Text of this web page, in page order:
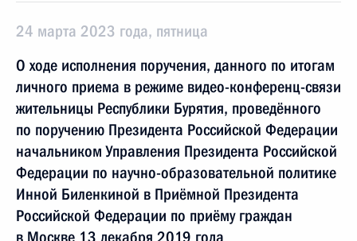
24 марта 2023 года, пятница
О ходе исполнения поручения, данного по итогам
личного приема в режиме видео-конференц-связи
жительницы Республики Бурятия, проведённого
по поручению Президента Российской Федерации
начальником Управления Президента Российской
Федерации по научно-образовательной политике
Инной Биленкиной в Приёмной Президента
Российской Федерации по приёму граждан
в Москве 13 декабря 2019 года